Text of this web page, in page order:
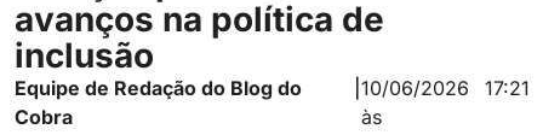
avanços na política de
inclusão
Equipe de Redação do Blog do
Cobra
10/06/2026
às
17:21